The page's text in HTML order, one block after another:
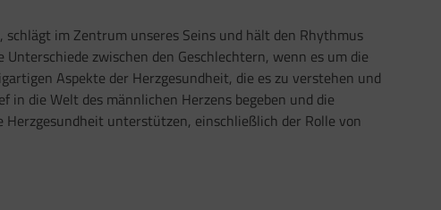
im Zentrum unseres Seins und hält den Rhythmus
zwischen den Geschlechtern, wenn es um die
Aspekte der Herzgesundheit, die es zu verstehen und
die Welt des männlichen Herzens begeben und die
unterstützen, einschließlich der Rolle von